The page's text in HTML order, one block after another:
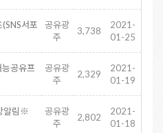
서포
공유광
주
3,738
2021-
01-25
공유프
공유광
주
2,329
2021-
01-19
알림※
공유광
주
2,802
2021-
01-18